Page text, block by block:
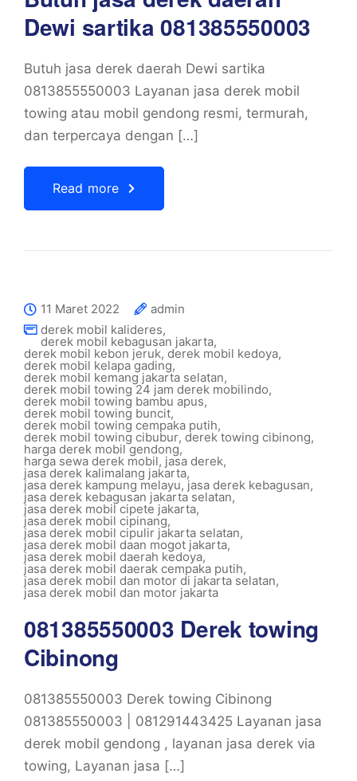
Dewi sartika 081385550003
Butuh jasa derek daerah Dewi sartika
0813855550003 Layanan jasa derek mobil
towing atau mobil gendong resmi, termurah,
dan terpercaya dengan […]
Read more
11 Maret 2022
admin
derek mobil kalideres,
derek mobil kebagusan jakarta,
derek mobil kebon jeruk, derek mobil kedoya,
derek mobil kelapa gading,
derek mobil kemang jakarta selatan,
derek mobil towing 24 jam derek mobilindo,
derek mobil towing bambu apus,
derek mobil towing buncit,
derek mobil towing cempaka putih,
derek mobil towing cibubur, derek towing cibinong,
harga derek mobil gendong,
harga sewa derek mobil, jasa derek,
jasa derek kalimalang jakarta,
jasa derek kampung melayu, jasa derek kebagusan,
jasa derek kebagusan jakarta selatan,
jasa derek mobil cipete jakarta,
jasa derek mobil cipinang,
jasa derek mobil cipulir jakarta selatan,
jasa derek mobil daan mogot jakarta,
jasa derek mobil daerah kedoya,
jasa derek mobil daerak cempaka putih,
jasa derek mobil dan motor di jakarta selatan,
jasa derek mobil dan motor jakarta
081385550003 Derek towing
Cibinong
081385550003 Derek towing Cibinong
081385550003 | 081291443425 Layanan jasa
derek mobil gendong , layanan jasa derek via
towing, Layanan jasa […]